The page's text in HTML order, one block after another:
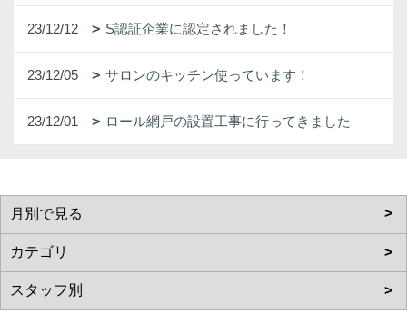
23/12/12 S認証企業に認定されました！
23/12/05 サロンのキッチン使っています！
23/12/01 ロール網戸の設置工事に行ってきました